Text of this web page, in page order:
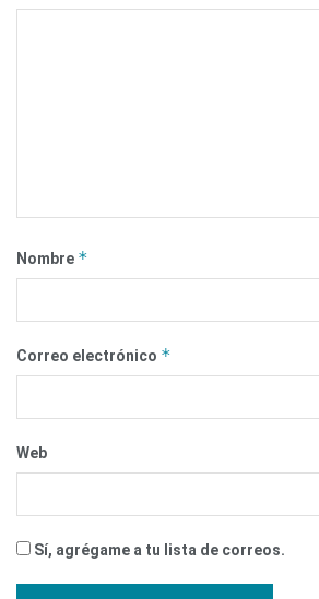
Nombre *
Correo electrónico *
Web
Sí, agrégame a tu lista de correos.